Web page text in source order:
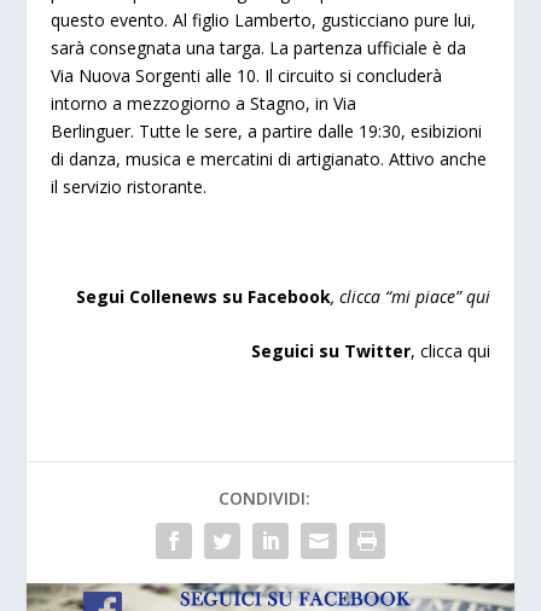
questo evento. Al figlio Lamberto, gusticciano pure lui,
sarà consegnata una targa. La partenza ufficiale è da
Via Nuova Sorgenti alle 10. Il circuito si concluderà
intorno a mezzogiorno a Stagno, in Via
Berlinguer. Tutte le sere, a partire dalle 19:30, esibizioni
di danza, musica e mercatini di artigianato. Attivo anche
il servizio ristorante.
Segui Collenews su Facebook, clicca “mi piace”qui
Seguici su Twitter, clicca qui
CONDIVIDI: